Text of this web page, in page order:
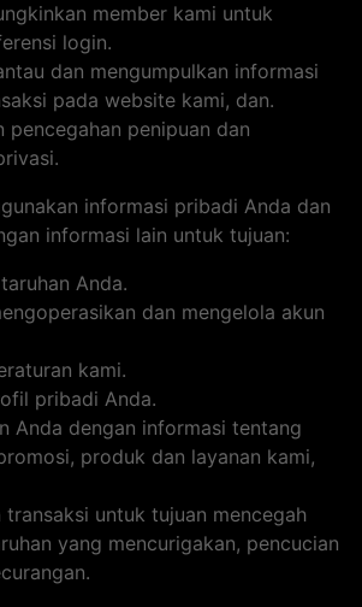
member kami untuk
login.
dan mengumpulkan informasi
pada website kami, dan.
pencegahan penipuan dan
informasi pribadi Anda dan
informasi lain untuk tujuan:
Anda.
dan mengelola akun
kami.
pribadi Anda.
Anda dengan informasi tentang
produk dan layanan kami,
transaksi untuk tujuan mencegah
yang mencurigakan, pencucian